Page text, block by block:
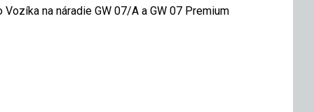
na náradie GW 07/A a GW 07 Premium